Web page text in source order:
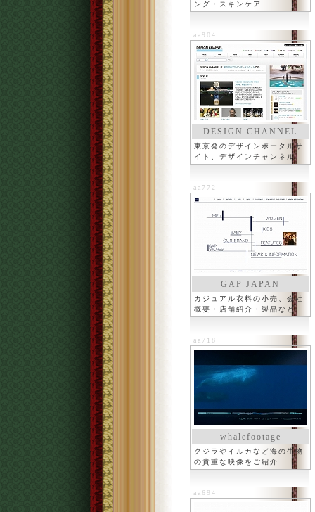
ング・スキンケア
aa904
DESIGN CHANNEL
東京発のデザインポータルサ
イト、デザインチャンネル
aa772
GAP JAPAN
カジュアル衣料の小売、会社
概要・店舗紹介・製品など
aa718
whalefootage
クジラやイルカなど海の生物
の貴重な映像をご紹介
aa694